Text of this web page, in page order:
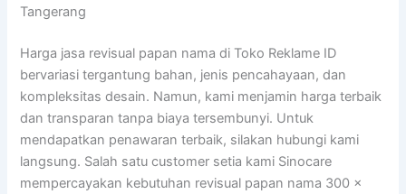
Tangerang
Harga jasa revisual papan nama di Toko Reklame ID
bervariasi tergantung bahan, jenis pencahayaan, dan
kompleksitas desain. Namun, kami menjamin harga terbaik
dan transparan tanpa biaya tersembunyi. Untuk
mendapatkan penawaran terbaik, silakan hubungi kami
langsung. Salah satu customer setia kami Sinocare
mempercayakan kebutuhan revisual papan nama 300 x